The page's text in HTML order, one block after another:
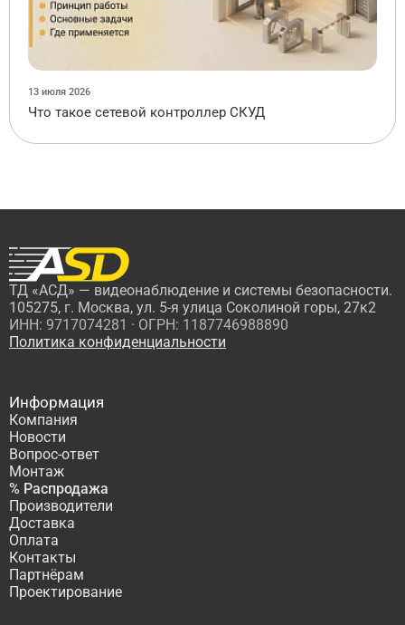
13 июля 2026
Что такое сетевой контроллер СКУД
ТД «АСД» — видеонаблюдение и системы безопасности.
105275, г. Москва, ул. 5-я улица Соколиной горы, 27к2
ИНН: 9717074281 · ОГРН: 1187746988890
Политика конфиденциальности
Информация
Компания
Новости
Вопрос-ответ
Монтаж
% Распродажа
Производители
Доставка
Оплата
Контакты
Партнёрам
Проектирование